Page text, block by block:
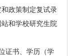
政策制定复试录
和学校研究生院
证书、学历（学